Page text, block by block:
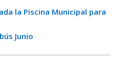
la Piscina Municipal para
Junio